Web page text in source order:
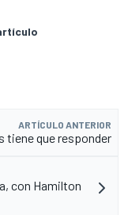
ARTÍCULO ANTERIOR
tiene que responder
con Hamilton